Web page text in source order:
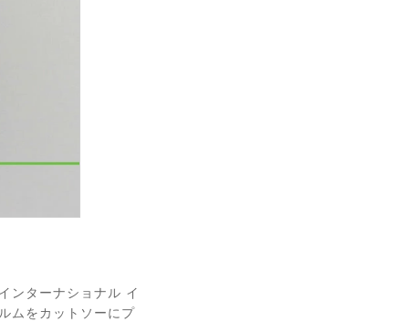
ンターナショナル イ
ムをカットソーにプ